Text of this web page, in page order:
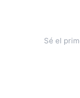
Sé el